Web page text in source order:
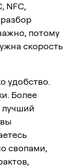
NFC,
потому
скорость
удобство.
Более
лучший
свопами,